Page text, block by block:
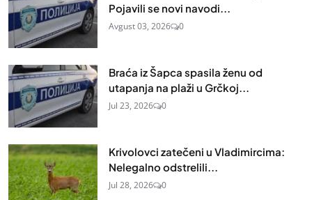
Pojavili se novi navodi...
Avgust 03, 2026 0
Braća iz Šapca spasila ženu od
utapanja na plaži u Grčkoj...
Jul 23, 2026 0
Krivolovci zatečeni u Vladimircima:
Nelegalno odstrelili...
Jul 28, 2026 0